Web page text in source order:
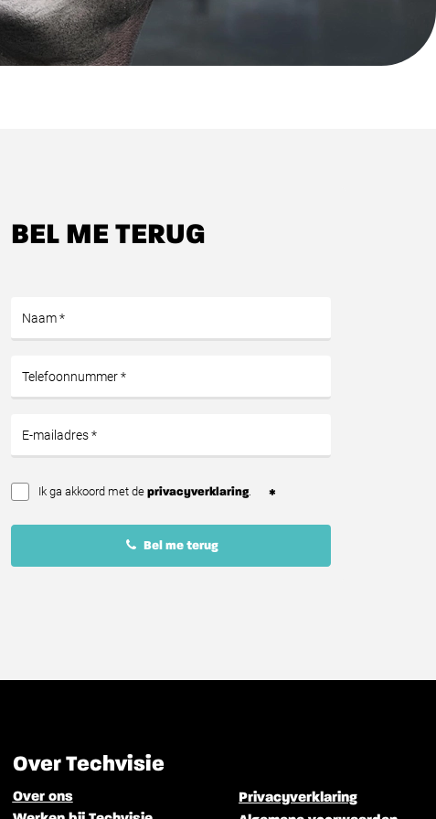
BEL ME TERUG
Ik ga akkoord met de privacyverklaring.
Bel me terug
Over Techvisie
Over ons
Privacyverklaring